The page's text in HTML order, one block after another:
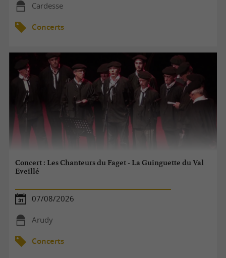
Cardesse
Concerts
Concert : Les Chanteurs du Faget - La Guinguette du Val
Eveillé
07/08/2026
Arudy
Concerts